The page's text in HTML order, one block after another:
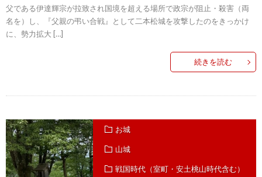
父である伊達輝宗が拉致され国境を超える場所で政宗が阻止・殺害（両
名を）し、『父親の弔い合戦』として二本松城を攻撃したのをきっかけ
に、勢力拡大 […]
続きを読む
お城
山城
戦国時代（室町・安土桃山時代含む）